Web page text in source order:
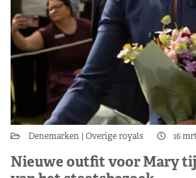
Denemarken Overige royals 16
Nieuwe outfit voor Mary